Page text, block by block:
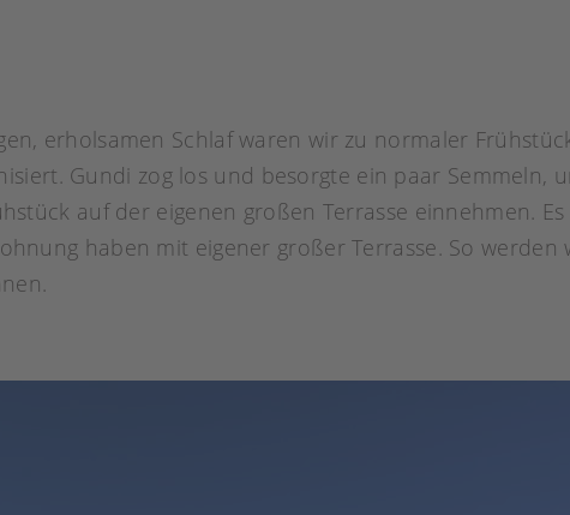
erholsamen Schlaf waren wir zu normaler
Gundi zog los und besorgte ein paar Semmeln,
auf der eigenen großen Terrasse einnehmen.
haben mit eigener großer Terrasse. So werden